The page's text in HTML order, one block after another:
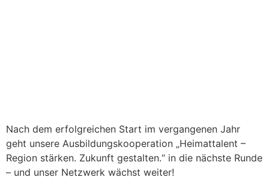
Nach dem erfolgreichen Start im vergangenen Jahr
geht unsere Ausbildungskooperation „Heimattalent –
Region stärken. Zukunft gestalten.“ in die nächste Runde
– und unser Netzwerk wächst weiter!